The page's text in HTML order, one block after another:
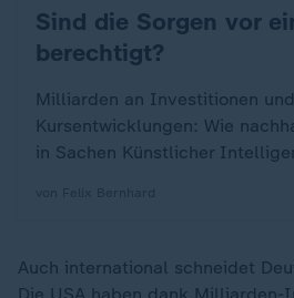
:Sind die Sorgen vor
berechtigt?
Milliarden an Investitionen
Kursentwicklungen: Wie
in Sachen Künstlicher
Auch international schneidet